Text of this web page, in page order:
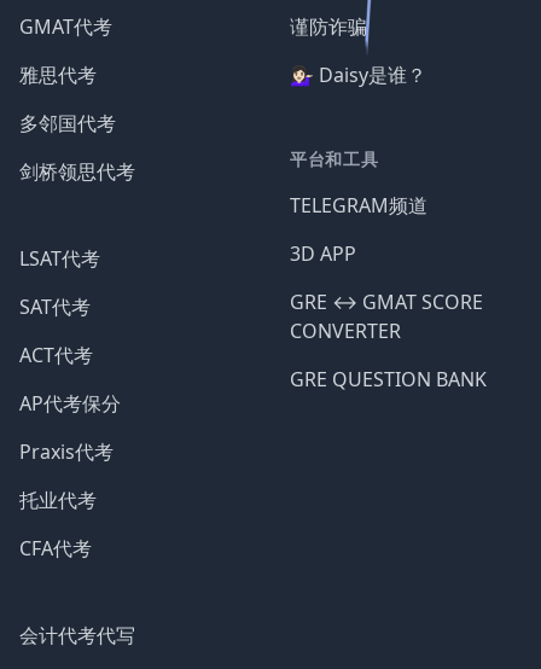
GMAT代考
雅思代考
多邻国代考
剑桥领思代考
LSAT代考
SAT代考
ACT代考
AP代考保分
Praxis代考
托业代考
CFA代考
会计代考代写
谨防诈骗
💁🏻‍♀️ Daisy是谁？
平台和工具
TELEGRAM频道
3D APP
GRE ↔️ GMAT SCORE
CONVERTER
GRE QUESTION BANK